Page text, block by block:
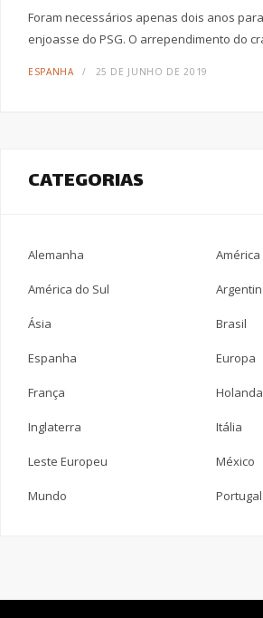
Foram necessários apenas dois anos
enjoasse do PSG. O arrependimento do
ESPANHA 25 DE JUNHO DE 2019
CATEGORIAS
Alemanha América
América do Sul
Ásia Brasil
Espanha Europa
França Holanda
Inglaterra Itália
Leste Europeu México
Mundo Portugal